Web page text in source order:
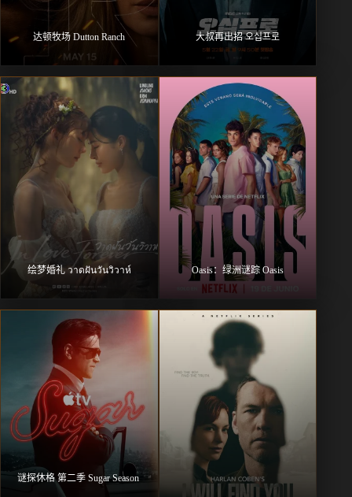
达顿牧场 Dutton Ranch 大叔再出招 오십프로
绘梦婚礼 วาดฝันวันวิวาห์ Oasis：绿洲谜踪 Oasis
谜探休格 第二季 Sugar Season